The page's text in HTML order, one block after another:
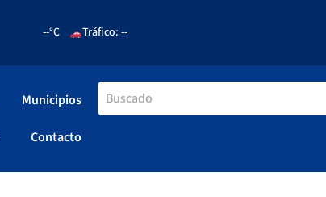
--°C Tráfico: --
Municipios
Contacto